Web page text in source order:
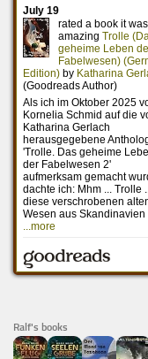
Ralf's books